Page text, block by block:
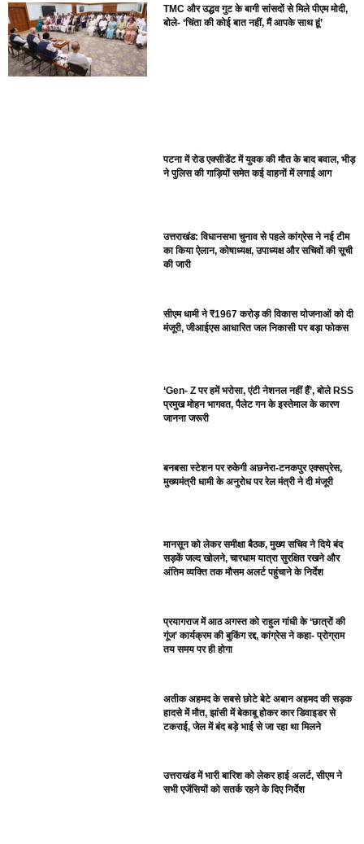
TMC और उद्धव गुट के बागी सांसदों से मिले पीएम मोदी,
बोले- ‘चिंता की कोई बात नहीं, मैं आपके साथ हूं’
पटना में रोड एक्सीडेंट में युवक की मौत के बाद बवाल, भीड़
ने पुलिस की गाड़ियों समेत कई वाहनों में लगाई आग
उत्तराखंड: विधानसभा चुनाव से पहले कांग्रेस ने नई टीम
का किया ऐलान, कोषाध्यक्ष, उपाध्यक्ष और सचिवों की सूची
की जारी
सीएम धामी ने ₹1967 करोड़ की विकास योजनाओं को दी
मंजूरी, जीआईएस आधारित जल निकासी पर बड़ा फोकस
‘Gen- Z पर हमें भरोसा, एंटी नेशनल नहीं हैं’, बोले RSS
प्रमुख मोहन भागवत, पैलेट गन के इस्तेमाल के कारण
जानना जरूरी
बनबसा स्टेशन पर रुकेगी अछनेरा-टनकपुर एक्सप्रेस,
मुख्यमंत्री धामी के अनुरोध पर रेल मंत्री ने दी मंजूरी
मानसून को लेकर समीक्षा बैठक, मुख्य सचिव ने दिये बंद
सड़कें जल्द खोलने, चारधाम यात्रा सुरक्षित रखने और
अंतिम व्यक्ति तक मौसम अलर्ट पहुंचाने के निर्देश
प्रयागराज में आठ अगस्त को राहुल गांधी के ‘छात्रों की
गूंज’ कार्यक्रम की बुकिंग रद्द, कांग्रेस ने कहा- प्रोग्राम
तय समय पर ही होगा
अतीक अहमद के सबसे छोटे बेटे अबान अहमद की सड़क
हादसे में मौत, झांसी में बेकाबू होकर कार डिवाइडर से
टकराई, जेल में बंद बड़े भाई से जा रहा था मिलने
उत्तराखंड में भारी बारिश को लेकर हाई अलर्ट, सीएम ने
सभी एजेंसियों को सतर्क रहने के दिए निर्देश